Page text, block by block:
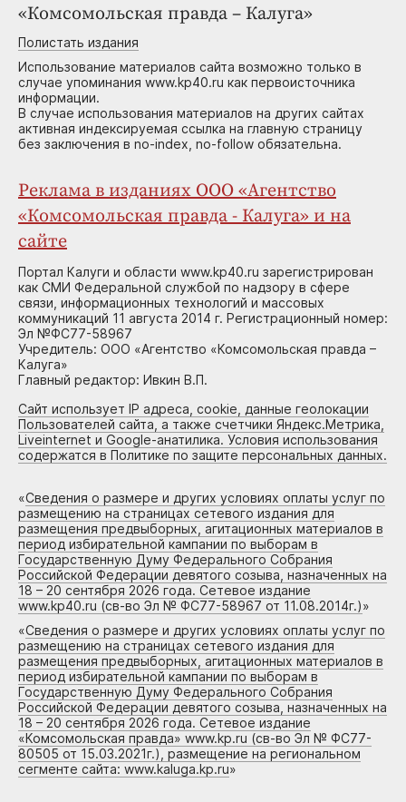
«Комсомольская правда – Калуга»
Полистать издания
Использование материалов сайта возможно только в
случае упоминания www.kp40.ru как первоисточника
информации.
В случае использования материалов на других сайтах
активная индексируемая ссылка на главную страницу
без заключения в no-index, no-follow обязательна.
Реклама в изданиях ООО «Агентство
«Комсомольская правда - Калуга» и на
сайте
Портал Калуги и области www.kp40.ru зарегистрирован
как СМИ Федеральной службой по надзору в сфере
связи, информационных технологий и массовых
коммуникаций 11 августа 2014 г. Регистрационный номер:
Эл №ФС77-58967
Учредитель: ООО «Агентство «Комсомольская правда –
Калуга»
Главный редактор: Ивкин В.П.
Сайт использует IP адреса, cookie, данные геолокации
Пользователей сайта, а также счетчики Яндекс.Метрика,
Liveinternet и Google-анатилика. Условия использования
содержатся в Политике по защите персональных данных.
«Сведения о размере и других условиях оплаты услуг по
размещению на страницах сетевого издания для
размещения предвыборных, агитационных материалов в
период избирательной кампании по выборам в
Государственную Думу Федерального Собрания
Российской Федерации девятого созыва, назначенных на
18 – 20 сентября 2026 года. Сетевое издание
www.kp40.ru (св-во Эл № ФС77-58967 от 11.08.2014г.)»
«Сведения о размере и других условиях оплаты услуг по
размещению на страницах сетевого издания для
размещения предвыборных, агитационных материалов в
период избирательной кампании по выборам в
Государственную Думу Федерального Собрания
Российской Федерации девятого созыва, назначенных на
18 – 20 сентября 2026 года. Сетевое издание
«Комсомольская правда» www.kp.ru (св-во Эл № ФС77-
80505 от 15.03.2021г.), размещение на региональном
сегменте сайта: www.kaluga.kp.ru»